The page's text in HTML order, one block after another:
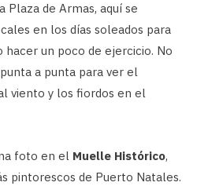
Plaza de Armas, aquí se
en los días soleados para
un poco de ejercicio. No
a punta para ver el
viento y los fiordos en el
foto en el Muelle Histórico,
pintorescos de Puerto Natales.